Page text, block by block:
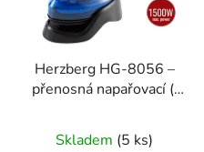
Herzberg HG-8056 –
přenosná napařovací (i
Skladem (5 ks)